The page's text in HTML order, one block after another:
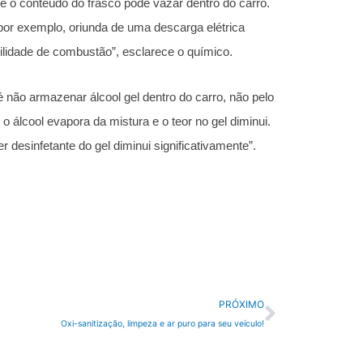
o conteúdo do frasco pode vazar dentro do carro.
exemplo, oriunda de uma descarga elétrica
de combustão”, esclarece o químico.
armazenar álcool gel dentro do carro, não pelo
álcool evapora da mistura e o teor no gel diminui.
desinfetante do gel diminui significativamente”.
PRÓXIMO
Oxi-sanitização, limpeza e ar puro para seu veículo!
Próximo